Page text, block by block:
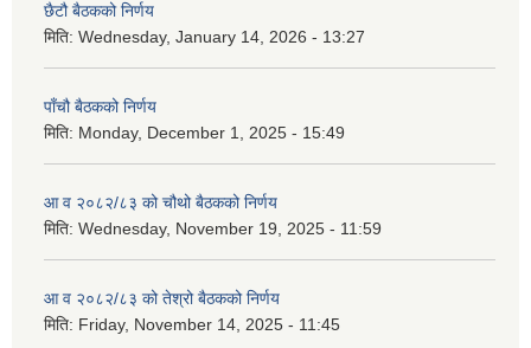
छैटौ बैठकको निर्णय
मिति: Wednesday, January 14, 2026 - 13:27
पाँचौ बैठकको निर्णय
मिति: Monday, December 1, 2025 - 15:49
आ व २०८२/८३ को चौथो बैठकको निर्णय
मिति: Wednesday, November 19, 2025 - 11:59
आ व २०८२/८३ को तेश्रो बैठकको निर्णय
मिति: Friday, November 14, 2025 - 11:45